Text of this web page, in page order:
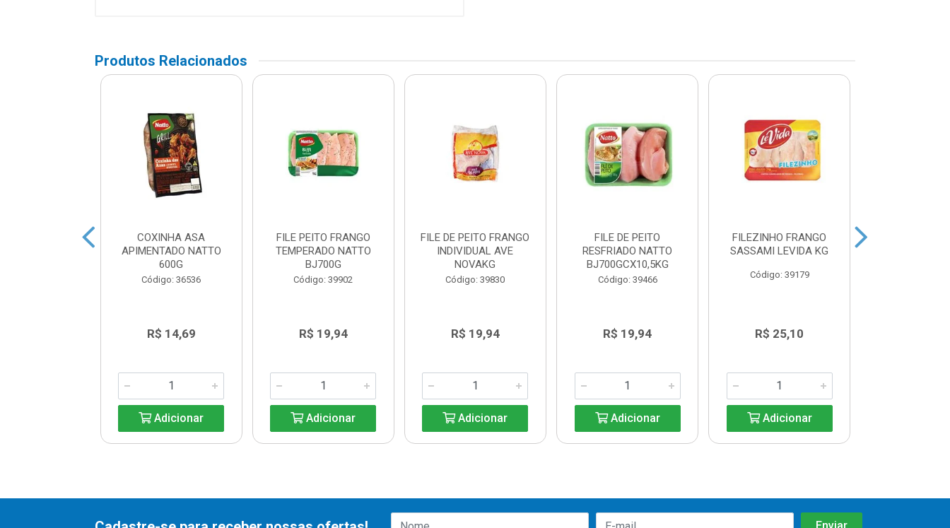
Produtos Relacionados
COXINHA ASA
APIMENTADO NATTO
600G
Código: 36536
R$ 14,69
Adicionar
FILE PEITO FRANGO
TEMPERADO NATTO
BJ700G
Código: 39902
R$ 19,94
Adicionar
FILE DE PEITO FRANGO
INDIVIDUAL AVE
NOVAKG
Código: 39830
R$ 19,94
Adicionar
FILE DE PEITO
RESFRIADO NATTO
BJ700GCX10,5KG
Código: 39466
R$ 19,94
Adicionar
FILEZINHO FRANGO
SASSAMI LEVIDA KG
Código: 39179
R$ 25,10
Adicionar